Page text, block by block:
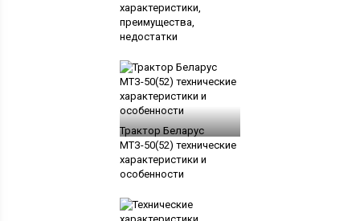
характеристики,
преимущества,
недостатки
Трактор Беларус
МТЗ-50(52) технические
характеристики и
особенности